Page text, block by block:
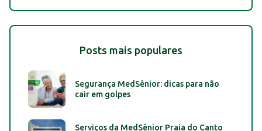
Posts mais populares
Segurança MedSênior: dicas para não
cair em golpes
Serviços da MedSênior Praia do Canto